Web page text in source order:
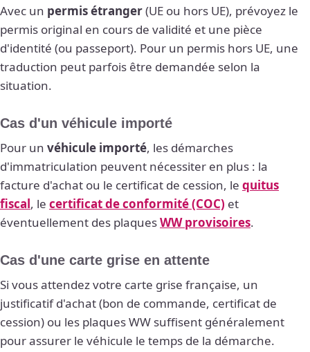
Avec un permis étranger(UE ou hors UE), prévoyez le
permis original en cours de validité et une pièce
d'identité (ou passeport). Pour un permis hors UE, une
traduction peut parfois être demandée selon la
situation.
Cas d'un véhicule importé
Pour un véhicule importé, les démarches
d'immatriculation peuvent nécessiter en plus : la
facture d'achat ou le certificat de cession, le quitus
fiscal, le certificat de conformité (COC) et
éventuellement des plaquesWW provisoires.
Cas d'une carte grise en attente
Si vous attendez votre carte grise française, un
justificatif d'achat (bon de commande, certificat de
cession) ou les plaques WW suffisent généralement
pour assurer le véhicule le temps de la démarche.